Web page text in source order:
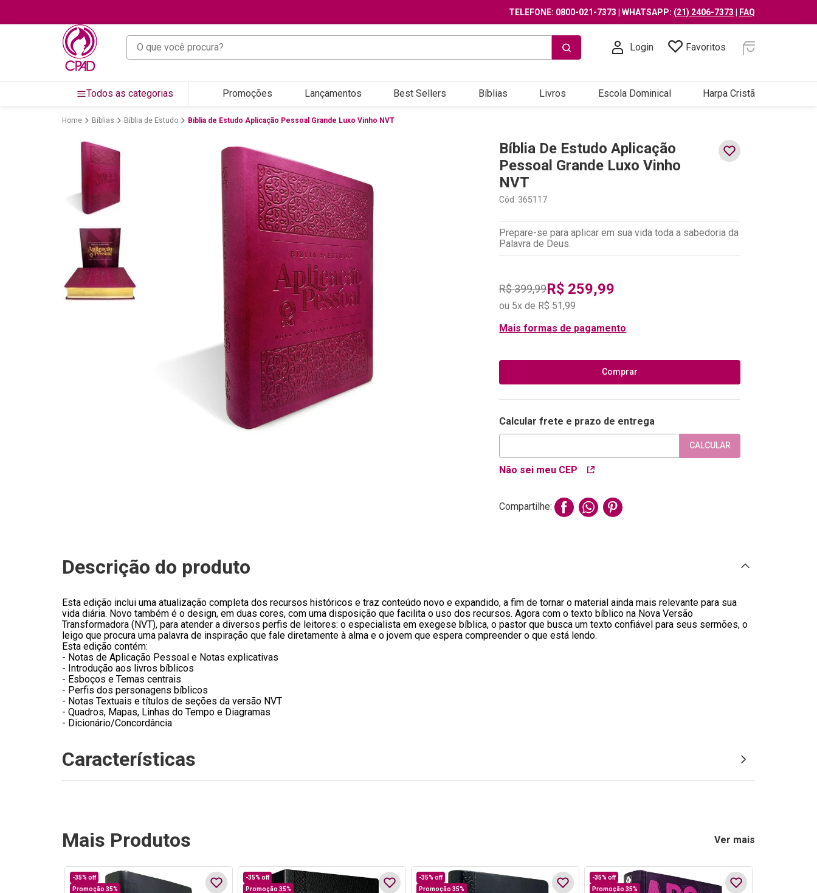
TELEFONE: 0800-021-7373 | WHATSAPP: (21) 2406-7373 FAQ
O que você procura?
Login Favoritos
Todos as categorias Promoções Lançamentos Best Sellers Bíblias Livros Escola Dominical Harpa Cristã
Bíblias Bíblia de Estudo Bíblia de Estudo Aplicação Pessoal Grande Luxo Vinho NVT
Bíblia De Estudo Aplicação
Pessoal Grande Luxo Vinho
NVT
Cód: 365117
Prepare-se para aplicar em sua vida toda a sabedoria da
Palavra de Deus.
R$399,99R$ 259,99
ou 5x de R$ 51,99
Mais formas de pagamento
Comprar
Calcular frete e prazo de entrega
Não sei meu CEP
CALCULAR
Compartilhe:
Descrição do produto
Esta edição inclui uma atualização completa dos recursos históricos e traz conteúdo novo e expandido, a fim de tornar o material ainda mais relevante para sua
vida diária. Novo também é o design, em duas cores, com uma disposição que facilita o uso dos recursos. Agora com o texto bíblico na Nova Versão
Transformadora (NVT), para atender a diversos perfis de leitores: o especialista em exegese bíblica, o pastor que busca um texto confiável para seus sermões, o
leigo que procura uma palavra de inspiração que fale diretamente à alma e o jovem que espera compreender o que está lendo.
Esta edição contém:
- Notas de Aplicação Pessoal e Notas explicativas
- Introdução aos livros bíblicos
- Esboços e Temas centrais
- Perfis dos personagens bíblicos
- Notas Textuais e títulos de seções da versão NVT
- Quadros, Mapas, Linhas do Tempo e Diagramas
- Dicionário/Concordância
Características
Mais Produtos Ver mais
-35% off
Promoção 35%
-35% off
Promoção 35%
-35% off
Promoção 35%
-35% off
Promoção 35%